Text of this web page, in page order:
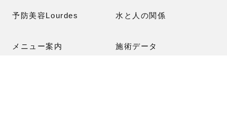
予防美容Lourdes 水と人の関係
メニュー案内 施術データ